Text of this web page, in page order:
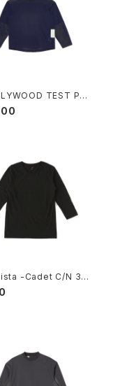
TEST PRO
SERVICE
011 / REVERSIB
-Cadet C/N 3-Q